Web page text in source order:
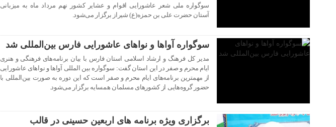
سوگواره ملی شعر عاشورایی اقوام و عشایر کشور نهم مرداد ماه به میزبانی
آستان حضرت علی بن حمزه(ع) شیراز برگزار می‌شود.
سوگواره آواها و نواهای عاشورایی فارس بین‌المللی شد
مدیر کل فرهنگ و ارشاد اسلامی استان فارس با بیان برنامه‌های فرهنگی و هنری
ایام محرم و صفر در این استان گفت: سوگواره بین المللی آواها و نواهای عاشورایی
از مهمترین برنامه‌های ایام محرم و صفر است که این دوره به صورت بین‌المللی با
حضور گروه‌هایی از کشورهای مسلمان همسایه برگزار می‌شود.
۱۳ مرداد ۱۴۰۲
برگزاری ویژه برنامه های اربعین حسینی در قالب